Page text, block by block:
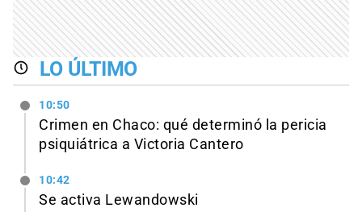
LO ÚLTIMO
10:50
Crimen en Chaco: qué determinó la pericia
psiquiátrica a Victoria Cantero
10:42
Se activa Lewandowski